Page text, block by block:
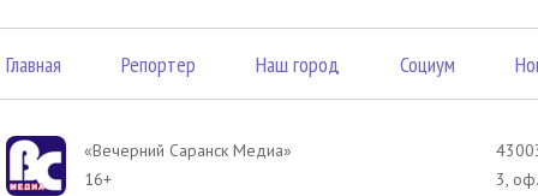
Главная Репортер Наш город Социум
«Вечерний Саранск Mедиа»
16+
3,